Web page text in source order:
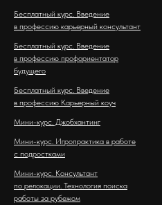
Бесплатный курс. Введение
в профессию карьерный консультант
Бесплатный курс. Введение
в профессию профориентатор
будущего
Бесплатный курс. Введение
в профессию Карьерный коуч
Мини-курс. Джобхантинг
Мини-курс. Игропрактика в работе
с подростками
Мини-курс. Консультант
по релокации. Технология поиска
работы за рубежом